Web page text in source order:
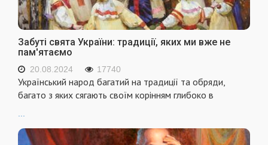
Забуті свята України: традиції, яких ми вже не
пам'ятаємо
20.08.2024 17740
Український народ багатий на традиції та обряди,
багато з яких сягають своїм корінням глибоко в
...